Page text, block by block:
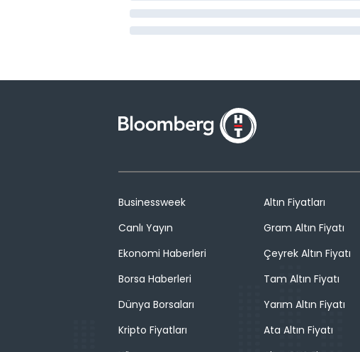
Businessweek
Canlı Yayın
Ekonomi Haberleri
Borsa Haberleri
Dünya Borsaları
Kripto Fiyatları
Altın Fiyatları
Gram Altın Fiyatı
Çeyrek Altın Fiyatı
Tam Altın Fiyatı
Yarım Altın Fiyatı
Ata Altın Fiyatı